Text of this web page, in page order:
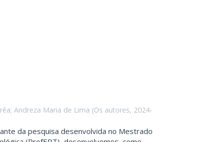
; Andreza Maria de Lima (Os autores, 2024-
da pesquisa desenvolvida no Mestrado